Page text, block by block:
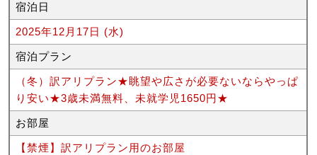
宿泊日
2025年12月17日 (水)
宿泊プラン
（冬）訳アリプラン★眺望や広さが必要ないならやっぱ
り安い★3歳未満無料、未就学児1650円★
お部屋
【禁煙】訳アリプラン用のお部屋